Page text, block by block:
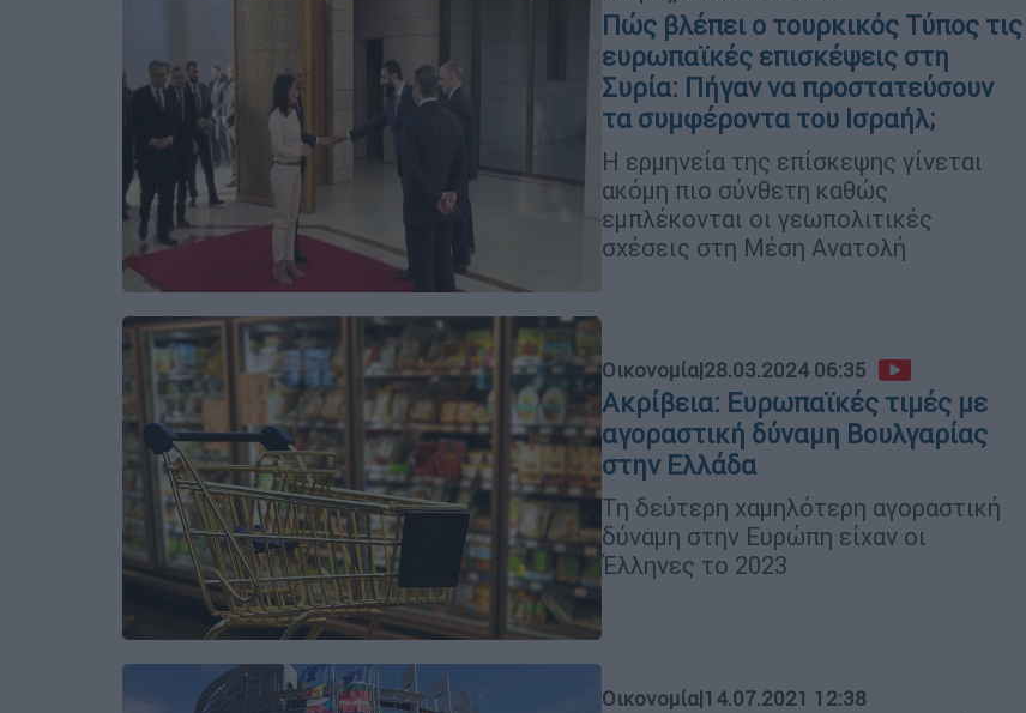
Πώς βλέπει ο τουρκικός Τύπος τις
ευρωπαϊκές επισκέψεις στη
Συρία: Πήγαν να προστατεύσουν
τα συμφέροντα του Ισραήλ;
Η ερμηνεία της επίσκεψης γίνεται
ακόμη πιο σύνθετη καθώς
εμπλέκονται οι γεωπολιτικές
σχέσεις στη Μέση Ανατολή
Οικονομία|28.03.2024 06:35
Ακρίβεια: Ευρωπαϊκές τιμές με
αγοραστική δύναμη Βουλγαρίας
στην Ελλάδα
Τη δεύτερη χαμηλότερη αγοραστική
δύναμη στην Ευρώπη είχαν οι
Έλληνες το 2023
Οικονομία|14.07.2021 12:38